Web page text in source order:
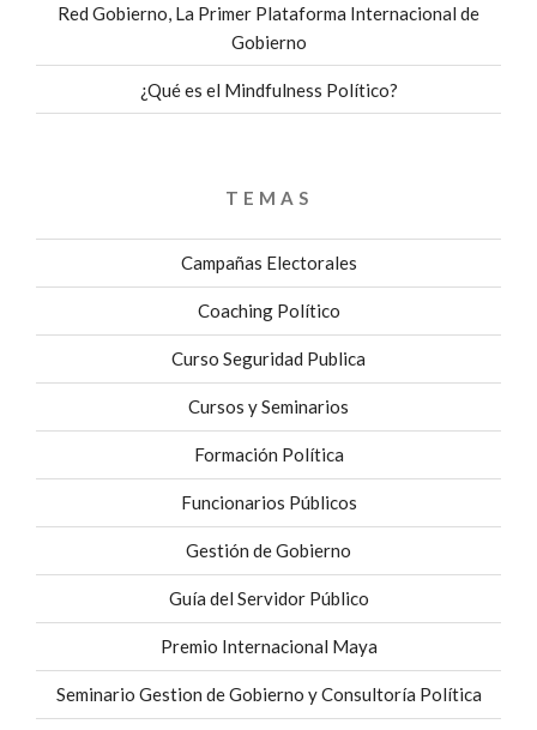
Red Gobierno, La Primer Plataforma Internacional de
Gobierno
¿Qué es el Mindfulness Político?
TEMAS
Campañas Electorales
Coaching Político
Curso Seguridad Publica
Cursos y Seminarios
Formación Política
Funcionarios Públicos
Gestión de Gobierno
Guía del Servidor Público
Premio Internacional Maya
Seminario Gestion de Gobierno y Consultoría Política